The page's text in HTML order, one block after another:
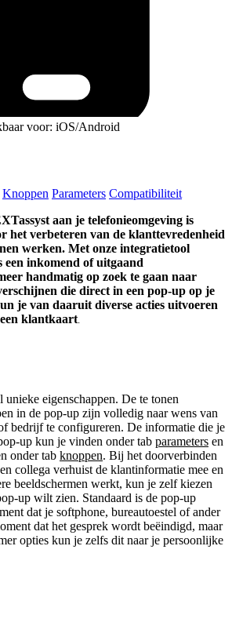
voor: iOS/Android
Knoppen Parameters Compatibiliteit
aan je telefonieomgeving is
het verbeteren van de klanttevredenheid
werken. Met onze integratietool
een inkomend of uitgaand
handmatig op zoek te gaan naar
die direct in een pop-up op je
je van daaruit diverse acties uitvoeren
klantkaart
unieke eigenschappen. De te tonen
in de pop-up zijn volledig naar wens van
bedrijf te configureren. De informatie die je
up kun je vinden onder tab parameters en
onder tab knoppen. Bij het doorverbinden
collega verhuist de klantinformatie mee en
beeldschermen werkt, kun je zelf kiezen
up wilt zien. Standaard is de pop-up
dat je softphone, bureautoestel of ander
dat het gesprek wordt beëindigd, maar
opties kun je zelfs dit naar je persoonlijke